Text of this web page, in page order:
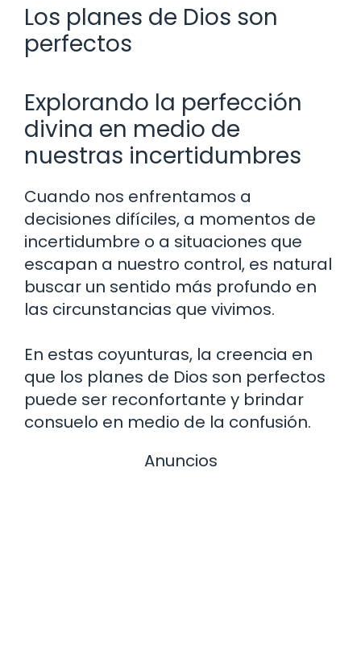
Los planes de Dios son
perfectos
Explorando la perfección
divina en medio de
nuestras incertidumbres
Cuando nos enfrentamos a
decisiones difíciles, a momentos de
incertidumbre o a situaciones que
escapan a nuestro control, es natural
buscar un sentido más profundo en
las circunstancias que vivimos.
En estas coyunturas, la creencia en
que los planes de Dios son perfectos
puede ser reconfortante y brindar
consuelo en medio de la confusión.
Anuncios